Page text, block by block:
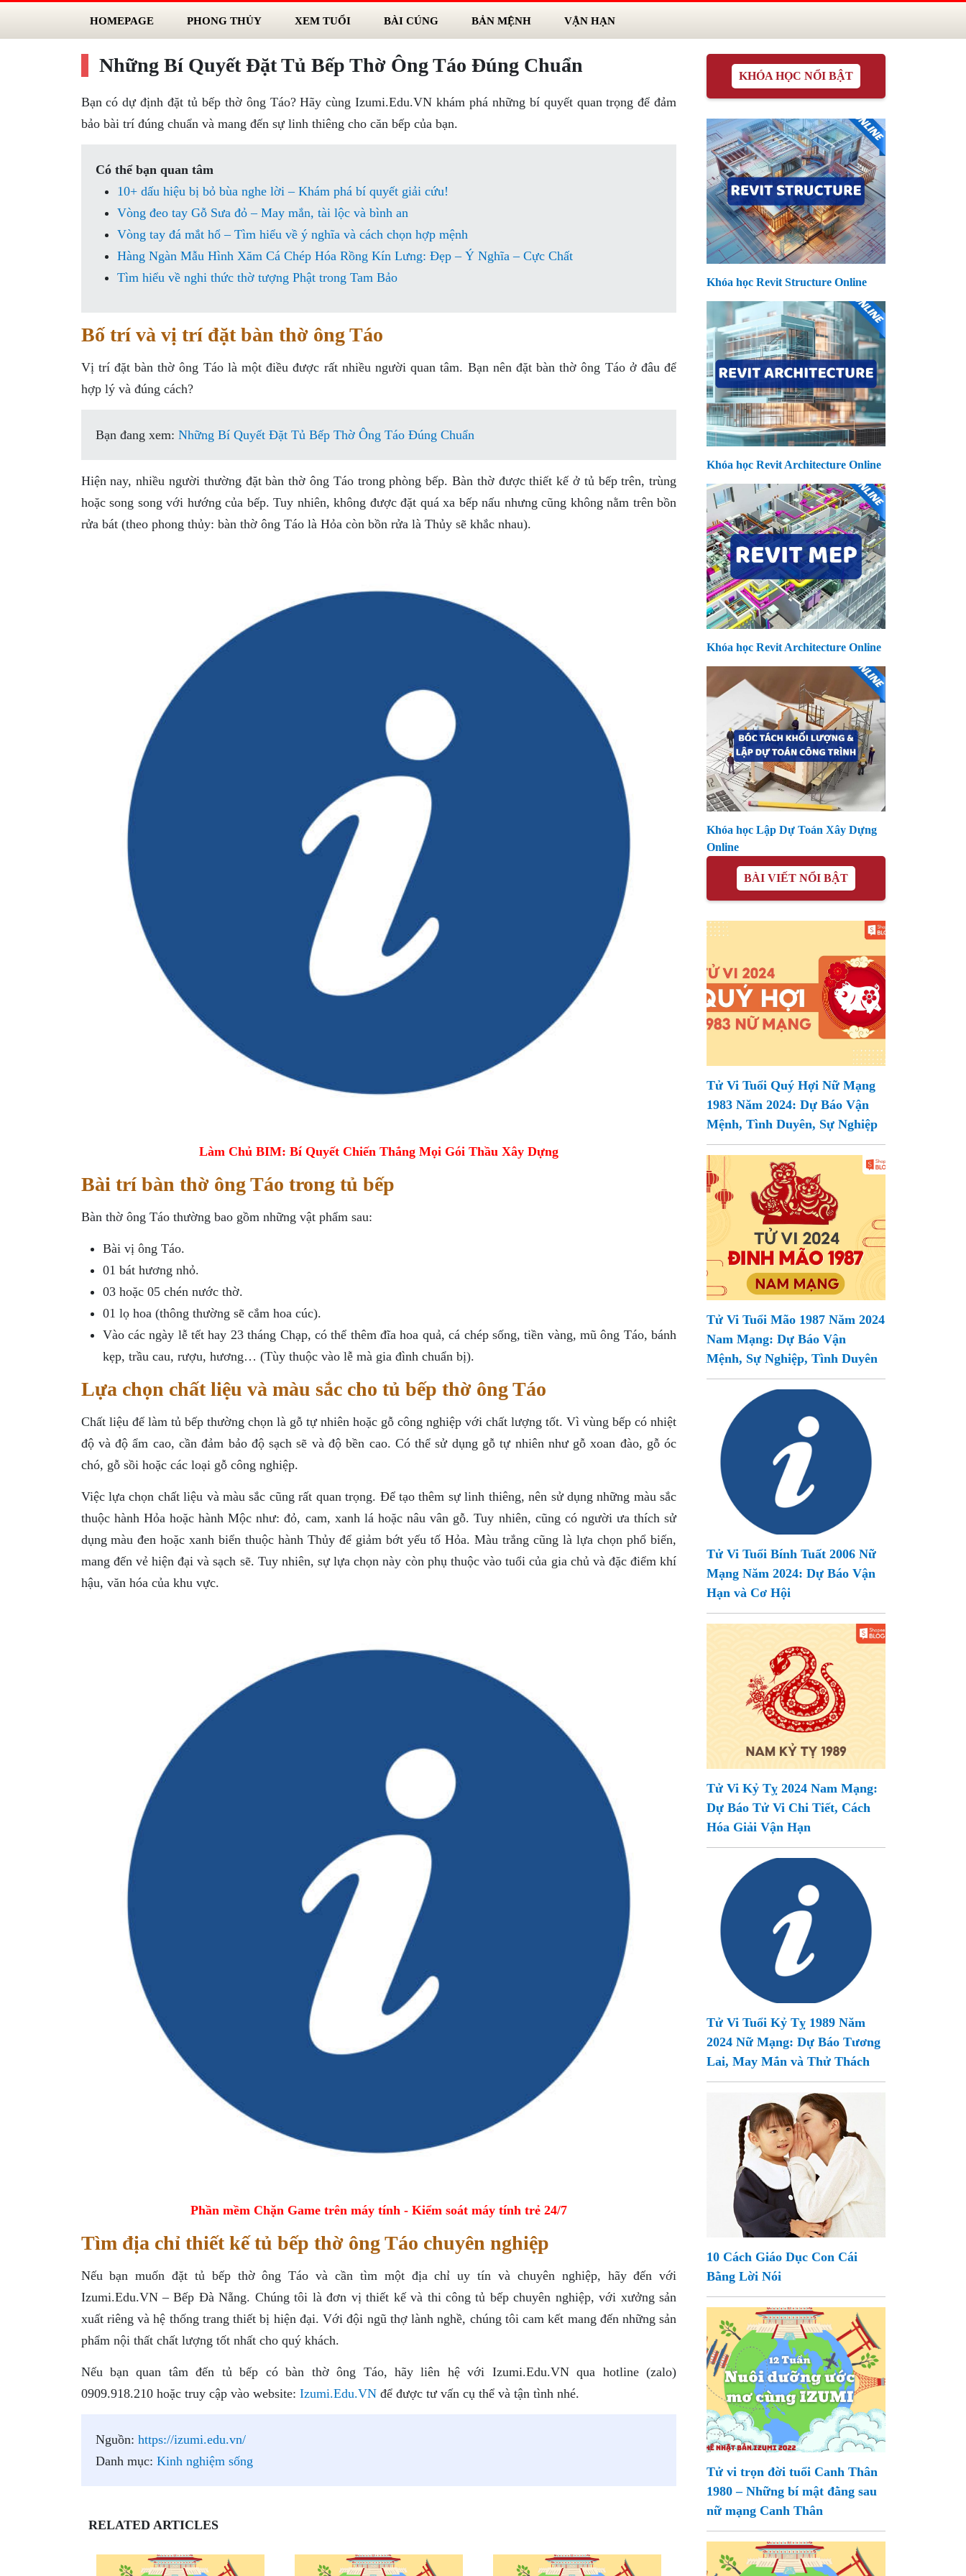
HOMEPAGE PHONG THỦY XEM TUỔI BÀI CÚNG BẢN MỆNH VẬN HẠN
Những Bí Quyết Đặt Tủ Bếp Thờ Ông Táo Đúng Chuẩn
Bạn có dự định đặt tủ bếp thờ ông Táo? Hãy cùng Izumi.Edu.VN khám phá những bí quyết quan trọng để đảm
bảo bài trí đúng chuẩn và mang đến sự linh thiêng cho căn bếp của bạn.
Có thể bạn quan tâm
10+ dấu hiệu bị bỏ bùa nghe lời – Khám phá bí quyết giải cứu!
Vòng đeo tay Gỗ Sưa đỏ – May mắn, tài lộc và bình an
Vòng tay đá mắt hổ – Tìm hiểu về ý nghĩa và cách chọn hợp mệnh
Hàng Ngàn Mẫu Hình Xăm Cá Chép Hóa Rồng Kín Lưng: Đẹp – Ý Nghĩa – Cực Chất
Tìm hiểu về nghi thức thờ tượng Phật trong Tam Bảo
Bố trí và vị trí đặt bàn thờ ông Táo
Vị trí đặt bàn thờ ông Táo là một điều được rất nhiều người quan tâm. Bạn nên đặt bàn thờ ông Táo ở đâu để
hợp lý và đúng cách?
Bạn đang xem: Những Bí Quyết Đặt Tủ Bếp Thờ Ông Táo Đúng Chuẩn
Hiện nay, nhiều người thường đặt bàn thờ ông Táo trong phòng bếp. Bàn thờ được thiết kế ở tủ bếp trên, trùng
hoặc song song với hướng của bếp. Tuy nhiên, không được đặt quá xa bếp nấu nhưng cũng không nằm trên bồn
rửa bát (theo phong thủy: bàn thờ ông Táo là Hỏa còn bồn rửa là Thủy sẽ khắc nhau).
Làm Chủ BIM: Bí Quyết Chiến Thắng Mọi Gói Thầu Xây Dựng
Bài trí bàn thờ ông Táo trong tủ bếp
Bàn thờ ông Táo thường bao gồm những vật phẩm sau:
Bài vị ông Táo.
01 bát hương nhỏ.
03 hoặc 05 chén nước thờ.
01 lọ hoa (thông thường sẽ cắm hoa cúc).
Vào các ngày lễ tết hay 23 tháng Chạp, có thể thêm đĩa hoa quả, cá chép sống, tiền vàng, mũ ông Táo, bánh
kẹp, trầu cau, rượu, hương… (Tùy thuộc vào lễ mà gia đình chuẩn bị).
Lựa chọn chất liệu và màu sắc cho tủ bếp thờ ông Táo
Chất liệu để làm tủ bếp thường chọn là gỗ tự nhiên hoặc gỗ công nghiệp với chất lượng tốt. Vì vùng bếp có nhiệt
độ và độ ẩm cao, cần đảm bảo độ sạch sẽ và độ bền cao. Có thể sử dụng gỗ tự nhiên như gỗ xoan đào, gỗ óc
chó, gỗ sồi hoặc các loại gỗ công nghiệp.
Việc lựa chọn chất liệu và màu sắc cũng rất quan trọng. Để tạo thêm sự linh thiêng, nên sử dụng những màu sắc
thuộc hành Hỏa hoặc hành Mộc như: đỏ, cam, xanh lá hoặc nâu vân gỗ. Tuy nhiên, cũng có người ưa thích sử
dụng màu đen hoặc xanh biển thuộc hành Thủy để giảm bớt yếu tố Hỏa. Màu trắng cũng là lựa chọn phổ biến,
mang đến vẻ hiện đại và sạch sẽ. Tuy nhiên, sự lựa chọn này còn phụ thuộc vào tuổi của gia chủ và đặc điểm khí
hậu, văn hóa của khu vực.
Phần mềm Chặn Game trên máy tính - Kiểm soát máy tính trẻ 24/7
Tìm địa chỉ thiết kế tủ bếp thờ ông Táo chuyên nghiệp
Nếu bạn muốn đặt tủ bếp thờ ông Táo và cần tìm một địa chỉ uy tín và chuyên nghiệp, hãy đến với
Izumi.Edu.VN – Bếp Đà Nẵng. Chúng tôi là đơn vị thiết kế và thi công tủ bếp chuyên nghiệp, với xưởng sản
xuất riêng và hệ thống trang thiết bị hiện đại. Với đội ngũ thợ lành nghề, chúng tôi cam kết mang đến những sản
phẩm nội thất chất lượng tốt nhất cho quý khách.
Nếu bạn quan tâm đến tủ bếp có bàn thờ ông Táo, hãy liên hệ với Izumi.Edu.VN qua hotline (zalo)
0909.918.210 hoặc truy cập vào website: Izumi.Edu.VNđể được tư vấn cụ thể và tận tình nhé.
Nguồn: https://izumi.edu.vn/
Danh mục: Kinh nghiệm sống
RELATED ARTICLES
KHÓA HỌC NỔI BẬT
Khóa học Revit Structure Online
Khóa học Revit Architecture Online
Khóa học Revit Architecture Online
Khóa học Lập Dự Toán Xây Dựng
Online
BÀI VIẾT NỔI BẬT
Tử Vi Tuổi Quý Hợi Nữ Mạng
1983 Năm 2024: Dự Báo Vận
Mệnh, Tình Duyên, Sự Nghiệp
Tử Vi Tuổi Mão 1987 Năm 2024
Nam Mạng: Dự Báo Vận
Mệnh, Sự Nghiệp, Tình Duyên
Tử Vi Tuổi Bính Tuất 2006 Nữ
Mạng Năm 2024: Dự Báo Vận
Hạn và Cơ Hội
Tử Vi Kỷ Tỵ 2024 Nam Mạng:
Dự Báo Tử Vi Chi Tiết, Cách
Hóa Giải Vận Hạn
Tử Vi Tuổi Kỷ Tỵ 1989 Năm
2024 Nữ Mạng: Dự Báo Tương
Lai, May Mắn và Thử Thách
10 Cách Giáo Dục Con Cái
Bằng Lời Nói
Tử vi trọn đời tuổi Canh Thân
1980 – Những bí mật đằng sau
nữ mạng Canh Thân